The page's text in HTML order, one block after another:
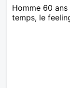
Homme 60
temps, le